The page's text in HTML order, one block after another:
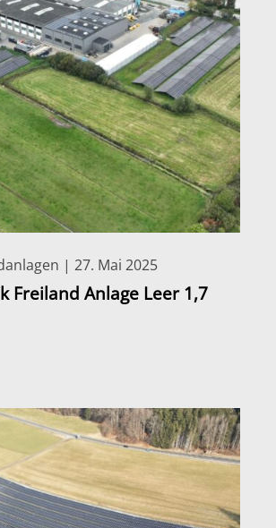
| 27. Mai 2025
Freiland Anlage Leer 1,7